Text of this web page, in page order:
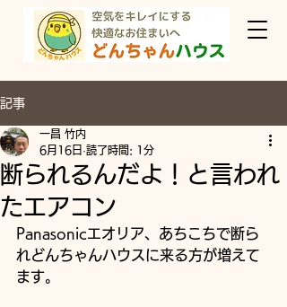
記事
断られるんだよ！と言われ
たエアコン
一昌 竹内
6月16日 読了時間: 1分
Panasonicエオリア、あちこちで断ら
れどんちゃんハウスに来る方が増えて
ます。